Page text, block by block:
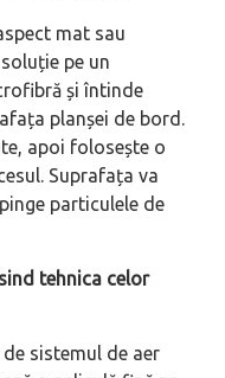
mat sau
pe un
și întinde
planșei de bord.
apoi folosește o
Suprafața va
particulele de
tehnica celor
sistemul de aer